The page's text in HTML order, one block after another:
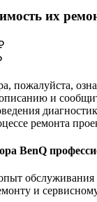
их
пожалуйста,
и
ремонта
BenQ
обслуживания
и